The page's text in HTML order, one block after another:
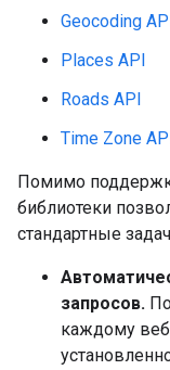
Geocoding
Places API
Roads API
Time Zone
Помимо
библиотеки
стандартные
запросов.
каждому